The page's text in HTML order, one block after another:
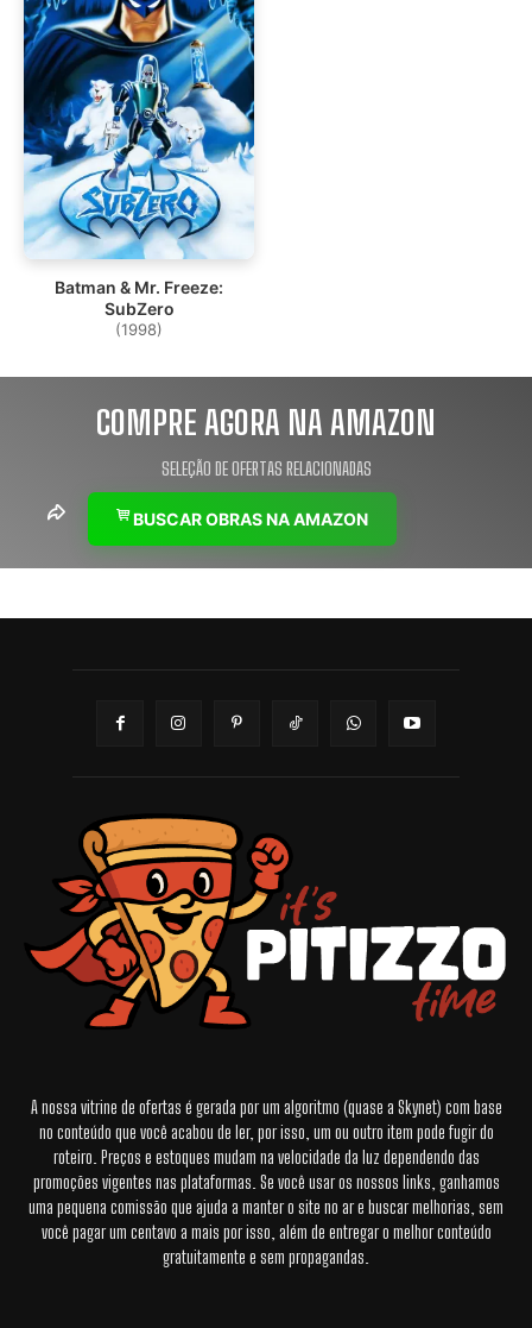
Batman & Mr. Freeze:
SubZero
(1998)
COMPRE AGORA NA AMAZON
SELEÇÃO DE OFERTAS RELACIONADAS
BUSCAR OBRAS NA AMAZON
A nossa vitrine de ofertas é gerada por um algoritmo (quase a Skynet) com base
no conteúdo que você acabou de ler, por isso, um ou outro item pode fugir do
roteiro. Preços e estoques mudam na velocidade da luz dependendo das
promoções vigentes nas plataformas. Se você usar os nossos links, ganhamos
uma pequena comissão que ajuda a manter o site no ar e buscar melhorias, sem
você pagar um centavo a mais por isso, além de entregar o melhor conteúdo
gratuitamente e sem propagandas.